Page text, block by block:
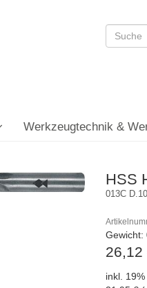
Werkzeugtechnik &
HSS
013C
Gewicht:
26,12
inkl.